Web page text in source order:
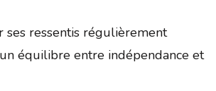
ses ressentis régulièrement
équilibre entre indépendance et